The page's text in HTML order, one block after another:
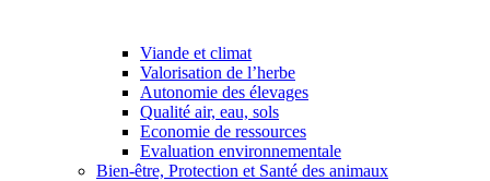
Viande et climat
Valorisation de l’herbe
Autonomie des élevages
Qualité air, eau, sols
Economie de ressources
Evaluation environnementale
Bien-être, Protection et Santé des animaux